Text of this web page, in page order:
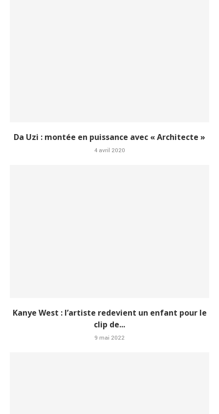
Da Uzi : montée en puissance avec « Architecte »
4 avril 2020
Kanye West : l’artiste redevient un enfant pour le
clip de...
9 mai 2022